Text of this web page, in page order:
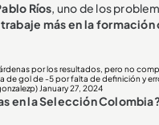
Ríos, uno de los
más en la
por los resultados, pero no
de gol de -5 por falta de definición y
January 27, 2024
en la Selección